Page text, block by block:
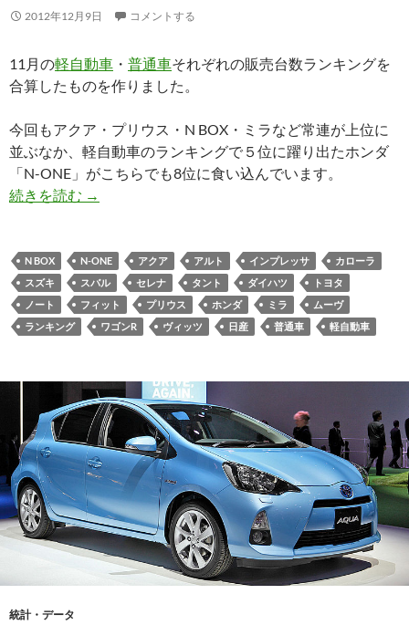
2012年12月9日 コメントする
11月の軽自動車 ・ 普通車それぞれの販売台数ランキングを
合算したものを作りました。
今回もアクア・プリウス・N BOX・ミラなど常連が上位に
並ぶなか、軽自動車のランキングで５位に躍り出たホンダ
「N-ONE」がこちらでも8位に食い込んでいます。
続きを読む →
N BOX N-ONE アクア アルト インプレッサ
カローラ
スズキ
スバル セレナ タント ダイハツ
トヨタ
ノート
フィット プリウス ホンダ ミラ
ムーヴ
ランキング
ワゴンR ヴィッツ 日産 普通車 軽自動車
統計・データ